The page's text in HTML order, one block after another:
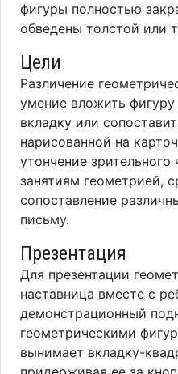
фигуры полностью
обведены толстой или
Цели
Различение
умение вложить
вкладку или
нарисованной на
утончение зрительного
занятиям геометрией,
сопоставление
письму.
Презентация
Для презентации
наставница вместе с
демонстрационный
геометрическими
вынимает вкладку-